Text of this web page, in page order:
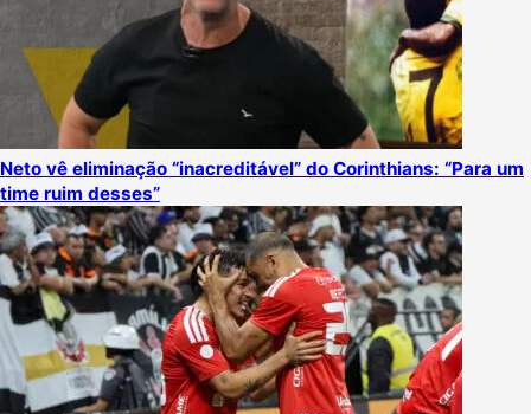
Neto vê eliminação “inacreditável” do Corinthians: “Para um
time ruim desses”